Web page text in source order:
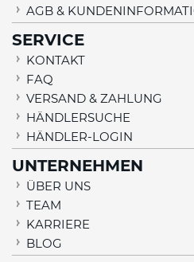
AGB &
SERVICE
KONTAKT
FAQ
VERSAND & ZAHLUNG
HÄNDLERSUCHE
HÄNDLER-LOGIN
UNTERNEHMEN
ÜBER UNS
TEAM
KARRIERE
BLOG